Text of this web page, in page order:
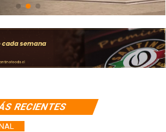
RECIENTES